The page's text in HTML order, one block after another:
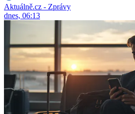
Aktuálně.cz - Zprávy
dnes, 06:13